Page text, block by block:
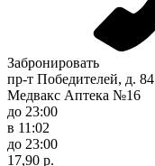
Забронировать
пр-т Победителей, д.
Медвакс Аптека №16
до 23:00
в 11:02
до 23:00
17,90 р.